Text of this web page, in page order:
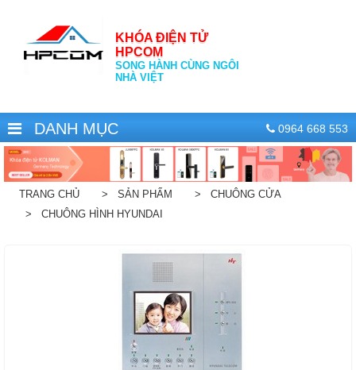
KHÓA ĐIỆN TỬ
HPCOM
SONG HÀNH CÙNG NGÔI
NHÀ VIỆT
DANH MỤC 0964 668 553
TRANG CHỦ > SẢN PHẨM
> CHUÔNG CỬA
> CHUÔNG HÌNH HYUNDAI